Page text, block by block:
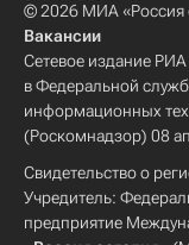
© 2026 МИА «Россия
Вакансии
Сетевое издание
в Федеральной
информационных
(Роскомнадзор) 08
Свидетельство о
Учредитель:
предприятие